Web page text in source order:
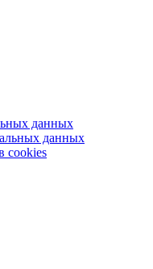
данных
данных
cookies